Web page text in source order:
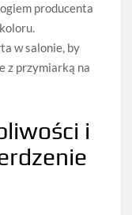
producenta
w salonie, by
z przymiarką na
i